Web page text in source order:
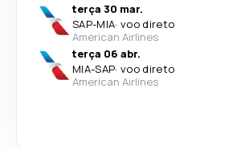
terça 30 mar.
SAP-MIA· voo direto
American Airlines
terça 06 abr.
MIA-SAP· voo direto
American Airlines